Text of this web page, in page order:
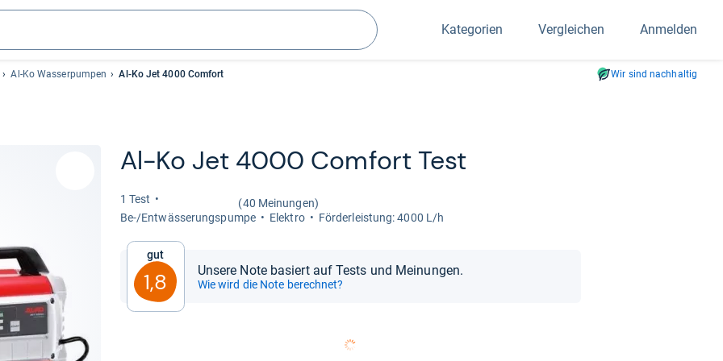
Suchen
Kategorien Vergleichen Anmelden
Al-Ko Wasserpumpen Al-Ko Jet 4000 Comfort Wir sind nachhaltig
Al-​Ko Jet 4000 Com­fort Test
1 Test
(40 Meinungen)
Be-​/Ent­wäs­se­rungs­pumpe
Elek­tro För­der­leis­tung: 4000 L/h
Gut
1,8 Unsere Note basiert auf Tests und Meinungen.
Wie wird die Note berechnet?